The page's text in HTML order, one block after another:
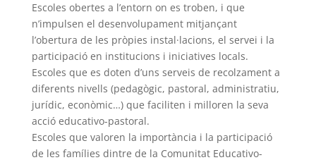
Escoles obertes a l’entorn on es troben, i que
n’impulsen el desenvolupament mitjançant
l’obertura de les pròpies instal·lacions, el servei i la
participació en institucions i iniciatives locals.
Escoles que es doten d’uns serveis de recolzament a
diferents nivells (pedagògic, pastoral, administratiu,
jurídic, econòmic…) que faciliten i milloren la seva
acció educativo-pastoral.
Escoles que valoren la importància i la participació
de les famílies dintre de la Comunitat Educativo-